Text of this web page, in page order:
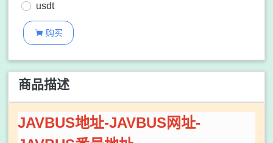
usdt
 购买
商品描述
JAVBUS地址-JAVBUS网址-